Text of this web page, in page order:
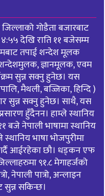
गोडैता बजारबाट
४:५५ देखि राति ११ बजेसम्म
तपाई शन्देश मूलक
शन्देशमुलक, ज्ञानमूलक, एवम
सुन्न सक्नु हुनेछ। यस
मैथली, बज्जिका, हिन्दि )
सुन्न सक्नु हुनेछ। साथै, यस
हुँदैनन। हाम्ले स्थानिय
बजे नेपाली भाषामा स्थानिय
भाषा भोजपुरीमा
गर्दै आईरहेका छौ। धड्कन एफ
९१.८ मेगाहर्जको
नेपाली पात्रो, अन्लाइन
सकिन्छ।